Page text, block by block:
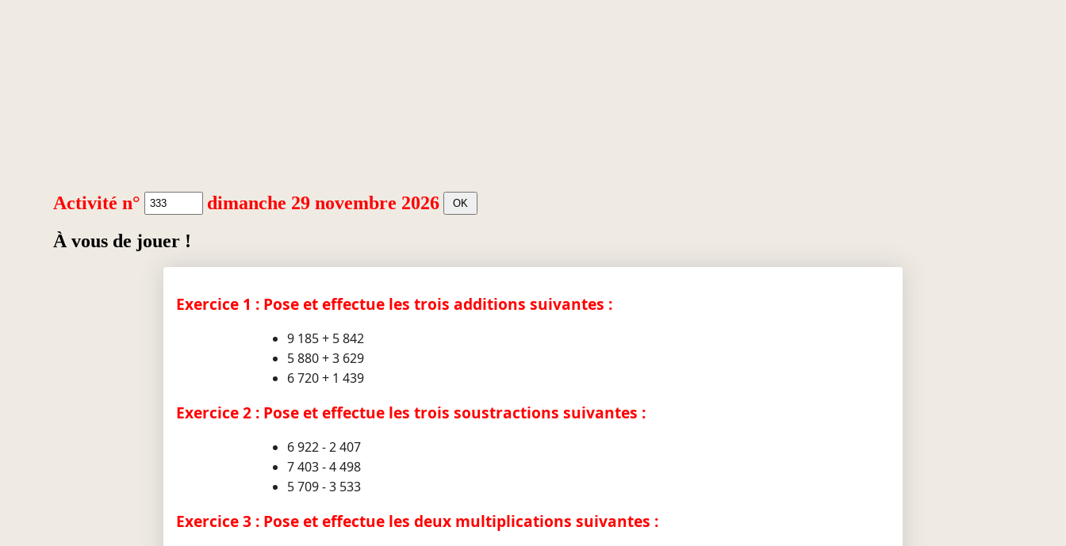
Activité n°
dimanche 29 novembre 2026
À vous de jouer !
Exercice 1 : Pose et effectue les trois additions suivantes :
9 185 + 5 842
5 880 + 3 629
6 720 + 1 439
Exercice 2 : Pose et effectue les trois soustractions suivantes :
6 922 - 2 407
7 403 - 4 498
5 709 - 3 533
Exercice 3 : Pose et effectue les deux multiplications suivantes :